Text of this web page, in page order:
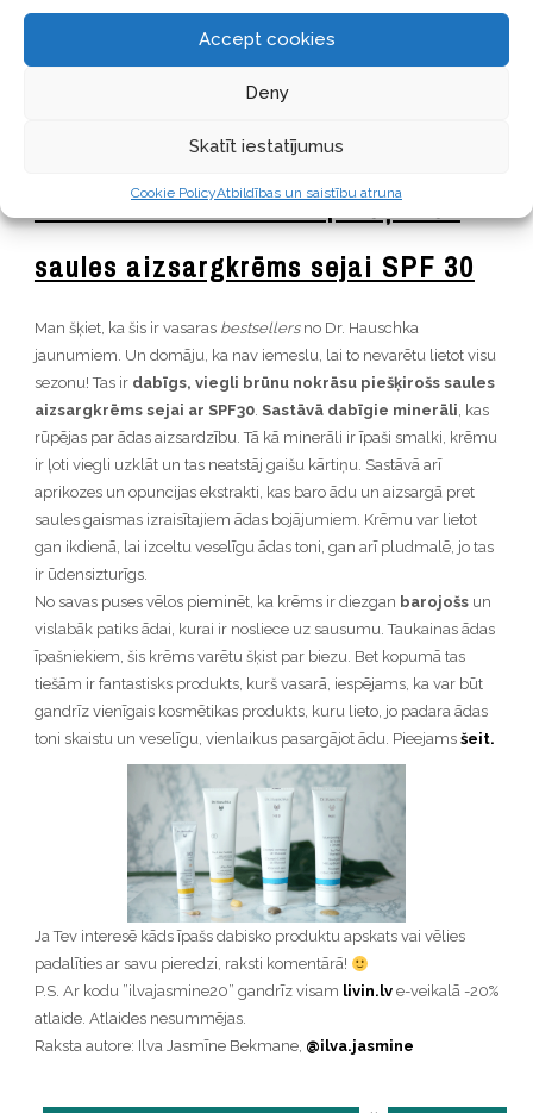
Accept cookies
Deny
Skatīt iestatījumus
Cookie PolicyAtbildības un saistību atruna
mandeļu eļļa un rožu vasks nomierina apsārtušu, kairinātu ādu
aktivizē ādas dabisko spēju mitrināt sevi. Patīkamais aromāts ir
pateicoties sastāvā esošajām ēteriskajām eļļām. Produkts
Dr. Hauschka nokrāsu piešķirošs
saules aizsargkrēms sejai SPF 30
Man šķiet, ka šis ir vasaras bestsellersno Dr. Hauschka
jaunumiem. Un domāju, ka nav iemeslu, lai to nevarētu lietot visu
sezonu! Tas ir dabīgs, viegli brūnu nokrāsu piešķirošs saules
aizsargkrēms sejai ar SPF30. Sastāvā dabīgie minerāli , kas
rūpējas par ādas aizsardzību. Tā kā minerāli ir īpaši smalki, krēmu
ir ļoti viegli uzklāt un tas neatstāj gaišu kārtiņu. Sastāvā arī
aprikozes un opuncijas ekstrakti, kas baro ādu un aizsargā pret
saules gaismas izraisītajiem ādas bojājumiem. Krēmu var lietot
gan ikdienā, lai izceltu veselīgu ādas toni, gan arī pludmalē, jo tas
ir ūdensizturīgs.
No savas puses vēlos pieminēt, ka krēms ir diezgan barojošsun
vislabāk patiks ādai, kurai ir nosliece uz sausumu. Taukainas ādas
īpašniekiem, šis krēms varētu šķist par biezu. Bet kopumā tas
tiešām ir fantastisks produkts, kurš vasarā, iespējams, ka var būt
gandrīz vienīgais kosmētikas produkts, kuru lieto, jo padara ādas
toni skaistu un veselīgu, vienlaikus pasargājot ādu. Pieejams šeit.
Ja Tev interesē kāds īpašs dabisko produktu apskats vai vēlies
padalīties ar savu pieredzi, raksti komentārā!
P.S. Ar kodu ”ilvajasmine20” gandrīz visam livin.lve-veikalā -20%
atlaide. Atlaides nesummējas.
Raksta autore: Ilva Jasmīne Bekmane, @ilva.jasmine